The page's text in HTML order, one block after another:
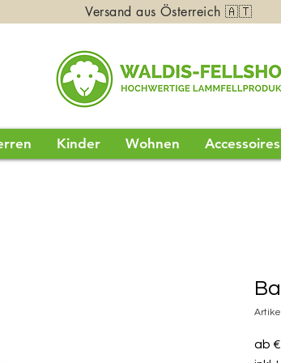
Versand aus Österreich 🇦🇹
Kinder Wohnen Accessoires
ab